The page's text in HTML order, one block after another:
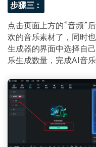
步骤三：
点击页面上方的“音频”
欢的音乐素材了，同时
生成器的界面中选择自
乐生成数量，完成AI音乐